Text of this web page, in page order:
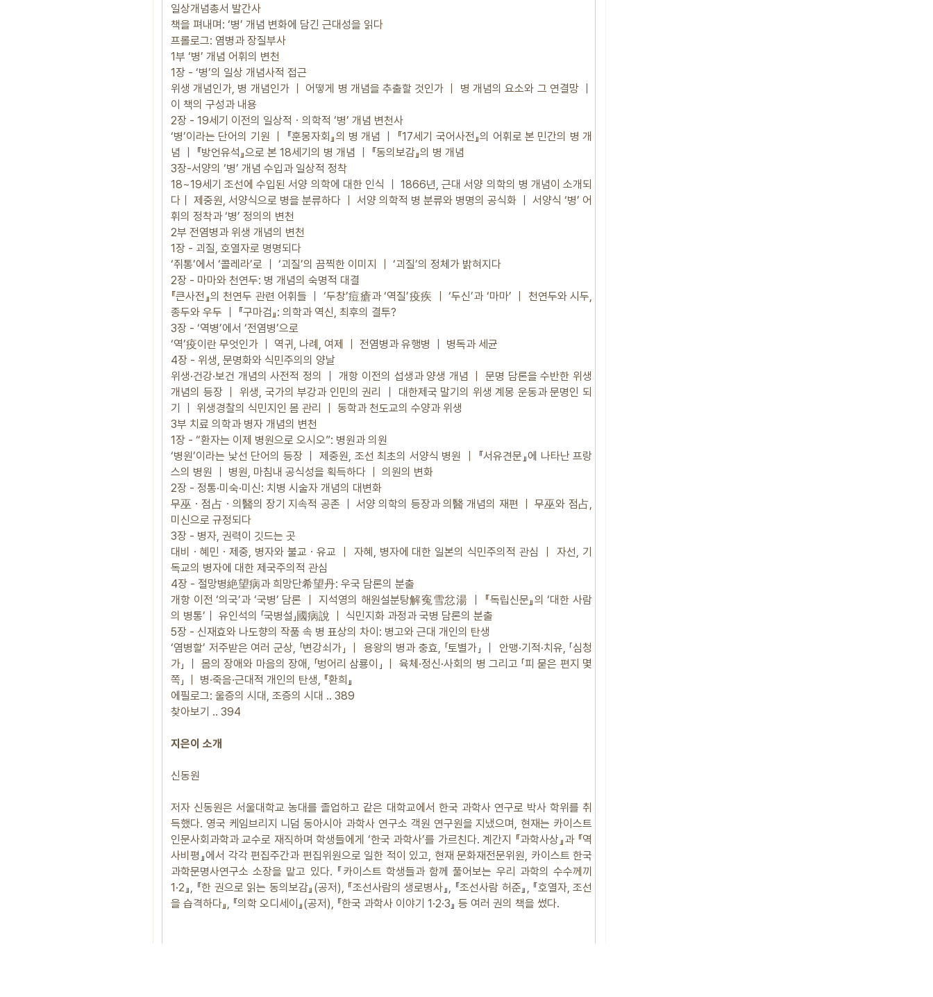
일상개념총서 발간사
책을 펴내며: ‘병’ 개념 변화에 담긴 근대성을 읽다
프롤로그: 염병과 장질부사
1부 ‘병’ 개념 어휘의 변천
1장 - ‘병’의 일상 개념사적 접근
위생 개념인가, 병 개념인가 ｜ 어떻게 병 개념을 추출할 것인가 ｜ 병 개념의 요소와 그 연결망 ｜
이 책의 구성과 내용
2장 - 19세기 이전의 일상적ㆍ의학적 ‘병’ 개념 변천사
‘병’이라는 단어의 기원 ｜ 『훈몽자회』의 병 개념 ｜ 『17세기 국어사전』의 어휘로 본 민간의 병 개
념 ｜ 『방언유석』으로 본 18세기의 병 개념 ｜ 『동의보감』의 병 개념
3장-서양의 ‘병’ 개념 수입과 일상적 정착
18~19세기 조선에 수입된 서양 의학에 대한 인식 ｜ 1866년, 근대 서양 의학의 병 개념이 소개되
다｜ 제중원, 서양식으로 병을 분류하다 ｜ 서양 의학적 병 분류와 병명의 공식화 ｜ 서양식 ‘병’ 어
휘의 정착과 ‘병’ 정의의 변천
2부 전염병과 위생 개념의 변천
1장 - 괴질, 호열자로 명명되다
‘쥐통’에서 ‘콜레라’로 ｜ ‘괴질’의 끔찍한 이미지 ｜ ‘괴질’의 정체가 밝혀지다
2장 - 마마와 천연두: 병 개념의 숙명적 대결
『큰사전』의 천연두 관련 어휘들 ｜ ‘두창’痘瘡과 ‘역질’疫疾 ｜ ‘두신’과 ‘마마’ ｜ 천연두와 시두,
종두와 우두 ｜ 『구마검』: 의학과 역신, 최후의 결투?
3장 - ‘역병’에서 ‘전염병’으로
‘역’疫이란 무엇인가 ｜ 역귀, 나례, 여제 ｜ 전염병과 유행병 ｜ 병독과 세균
4장 - 위생, 문명화와 식민주의의 양날
위생·건강·보건 개념의 사전적 정의 ｜ 개항 이전의 섭생과 양생 개념 ｜ 문명 담론을 수반한 위생
개념의 등장 ｜ 위생, 국가의 부강과 인민의 권리 ｜ 대한제국 말기의 위생 계몽 운동과 문명인 되
기 ｜ 위생경찰의 식민지인 몸 관리 ｜ 동학과 천도교의 수양과 위생
3부 치료 의학과 병자 개념의 변천
1장 - “환자는 이제 병원으로 오시오”: 병원과 의원
‘병원’이라는 낯선 단어의 등장 ｜ 제중원, 조선 최초의 서양식 병원 ｜ 『서유견문』에 나타난 프랑
스의 병원 ｜ 병원, 마침내 공식성을 획득하다 ｜ 의원의 변화
2장 - 정통·미숙·미신: 치병 시술자 개념의 대변화
무巫ㆍ점占ㆍ의醫의 장기 지속적 공존 ｜ 서양 의학의 등장과 의醫 개념의 재편 ｜ 무巫와 점占,
미신으로 규정되다
3장 - 병자, 권력이 깃드는 곳
대비ㆍ혜민ㆍ제중, 병자와 불교ㆍ유교 ｜ 자혜, 병자에 대한 일본의 식민주의적 관심 ｜ 자선, 기
독교의 병자에 대한 제국주의적 관심
4장 - 절망병絶望病과 희망단希望丹: 우국 담론의 분출
개항 이전 ‘의국’과 ‘국병’ 담론 ｜ 지석영의 해원설분탕解寃雪忿湯 ｜ 『독립신문』의 ‘대한 사람
의 병통’｜ 유인석의 「국병설」國病說 ｜ 식민지화 과정과 국병 담론의 분출
5장 - 신재효와 나도향의 작품 속 병 표상의 차이: 병고와 근대 개인의 탄생
‘염병할’ 저주받은 여러 군상, 「변강쇠가」 ｜ 용왕의 병과 충효, 「토별가」 ｜ 안맹·기적·치유, 「심청
가」 ｜ 몸의 장애와 마음의 장애, 「벙어리 삼룡이」 ｜ 육체·정신·사회의 병 그리고 「피 묻은 편지 몇
쪽」 ｜ 병·죽음·근대적 개인의 탄생, 『환희』
에필로그: 울증의 시대, 조증의 시대 ‥ 389
찾아보기 ‥ 394
지은이 소개
신동원
저자 신동원은 서울대학교 농대를 졸업하고 같은 대학교에서 한국 과학사 연구로 박사 학위를 취
득했다. 영국 케임브리지 니덤 동아시아 과학사 연구소 객원 연구원을 지냈으며, 현재는 카이스트
인문사회과학과 교수로 재직하며 학생들에게 ‘한국 과학사’를 가르친다. 계간지 『과학사상』과 『역
사비평』에서 각각 편집주간과 편집위원으로 일한 적이 있고, 현재 문화재전문위원, 카이스트 한국
과학문명사연구소 소장을 맡고 있다. 『카이스트 학생들과 함께 풀어보는 우리 과학의 수수께끼
1·2』, 『한 권으로 읽는 동의보감』(공저), 『조선사람의 생로병사』, 『조선사람 허준』, 『호열자, 조선
을 습격하다』, 『의학 오디세이』(공저), 『한국 과학사 이야기 1·2·3』 등 여러 권의 책을 썼다.